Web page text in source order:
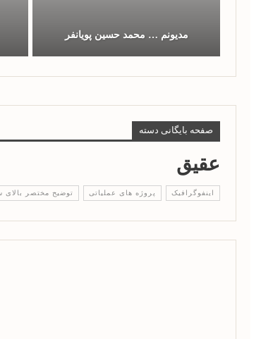
مدیونم … محمد حسین پویانفر
صفحه بایگانی دسته
عقیق
اینفوگرافیک پروژه های عملیاتی توضیح مختصر